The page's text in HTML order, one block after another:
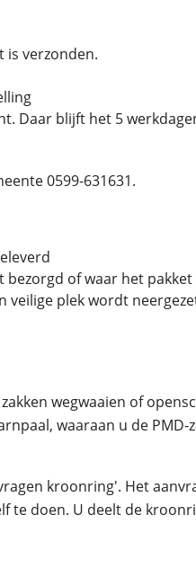
is verzonden.
Daar blijft het 5
0599-631631.
of waar het pakket
veilige plek wordt
wegwaaien of
waaraan u de PMD-
kroonring'. Het
te doen. U deelt de